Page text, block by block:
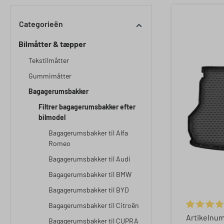
Categorieën
Bilmåtter & tæpper
Tekstilmåtter
Gummimåtter
Bagagerumsbakker
Filtrer bagagerumsbakker efter
bilmodel
Bagagerumsbakker til Alfa
Romeo
Bagagerumsbakker til Audi
Bagagerumsbakker til BMW
Bagagerumsbakker til BYD
Bagagerumsbakker til Citroën
Bagagerumsbakker til CUPRA